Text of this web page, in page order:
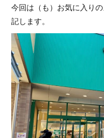
今回は（も）お気に入り
記します。